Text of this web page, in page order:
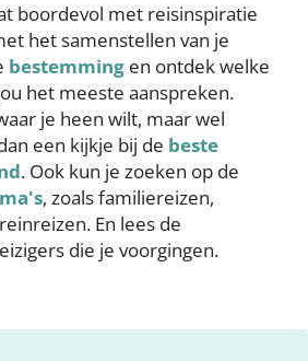
boordevol met reisinspiratie
het samenstellen van je
bestemming en ontdek welke
het meeste aanspreken.
je heen wilt, maar wel
een kijkje bij de beste
. Ook kun je zoeken op de
, zoals familiereizen,
En lees de
die je voorgingen.